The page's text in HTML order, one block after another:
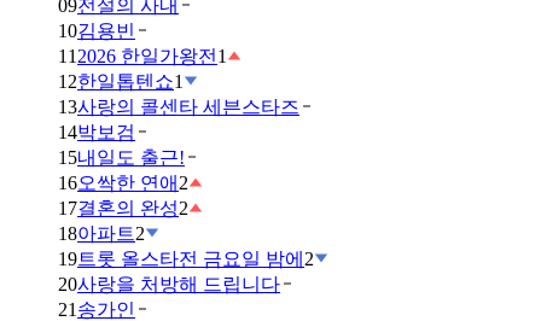
09전설의 사내
10김용빈
11 2026 한일가왕전 1
12한일톱텐쇼1
13사랑의 콜센타 세븐스타즈
14박보검
15내일도 출근!
16오싹한 연애 2
17결혼의 완성2
18아파트2
19트롯 올스타전 금요일 밤에 2
20사랑을 처방해 드립니다
21 송가인